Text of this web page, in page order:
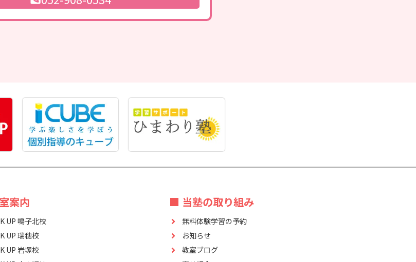
案内
UP 鳴子北校
UP 瑞穂校
UP 岩塚校
■ 当塾の取り組み
無料体験学習の予約
お知らせ
教室ブログ